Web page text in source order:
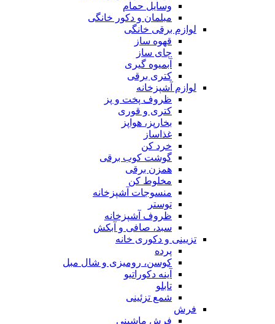
وسایل حمام
مبلمان و دکور خانگی
لوازم برقی خانگی
قهوه ساز
چای ساز
آبمیوه گیری
کتری برقی
لوازم آشپزخانه
ظروف پخت و پز
کتری و قوری
بخارپز، هواپز
غذاساز
خرد کن
گوشت کوب برقی
همزن برقی
مخلوط کن
منسوجات آشپزخانه
توستر
ظروف آشپزخانه
سبد، صافی و آبکش
تزیینی و دکوری خانه
پرده
کوسن، رومیزی و شال مبل
آینه دکوراتیو
تابلو
شمع تزئینی
فرش
فرش ماشینی